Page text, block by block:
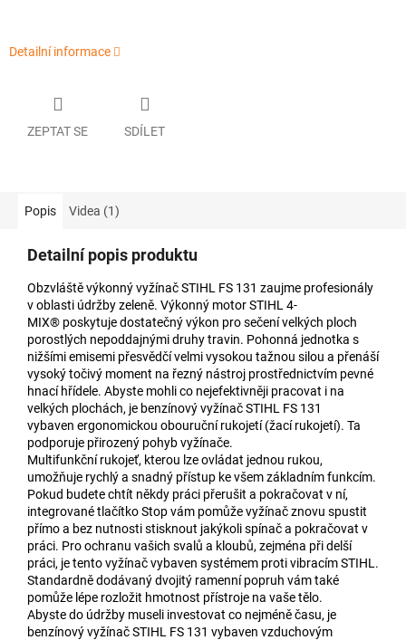
Detailní informace
ZEPTAT SE SDÍLET
Popis Videa (1)
Detailní popis produktu
Obzvláště výkonný vyžínač STIHL FS 131 zaujme profesionály
v oblasti údržby zeleně. Výkonný motor STIHL 4-
MIX® poskytuje dostatečný výkon pro sečení velkých ploch
porostlých nepoddajnými druhy travin. Pohonná jednotka s
nižšími emisemi přesvědčí velmi vysokou tažnou silou a přenáší
vysoký točivý moment na řezný nástroj prostřednictvím pevné
hnací hřídele. Abyste mohli co nejefektivněji pracovat i na
velkých plochách, je benzínový vyžínač STIHL FS 131
vybaven ergonomickou obouruční rukojetí (žací rukojetí). Ta
podporuje přirozený pohyb vyžínače.
Multifunkční rukojeť, kterou lze ovládat jednou rukou,
umožňuje rychlý a snadný přístup ke všem základním funkcím.
Pokud budete chtít někdy práci přerušit a pokračovat v ní,
integrované tlačítko Stop vám pomůže vyžínač znovu spustit
přímo a bez nutnosti stisknout jakýkoli spínač a pokračovat v
práci. Pro ochranu vašich svalů a kloubů, zejména při delší
práci, je tento vyžínač vybaven systémem proti vibracím STIHL.
Standardně dodávaný dvojitý ramenní popruh vám také
pomůže lépe rozložit hmotnost přístroje na vaše tělo.
Abyste do údržby museli investovat co nejméně času, je
benzínový vyžínač STIHL FS 131 vybaven vzduchovým